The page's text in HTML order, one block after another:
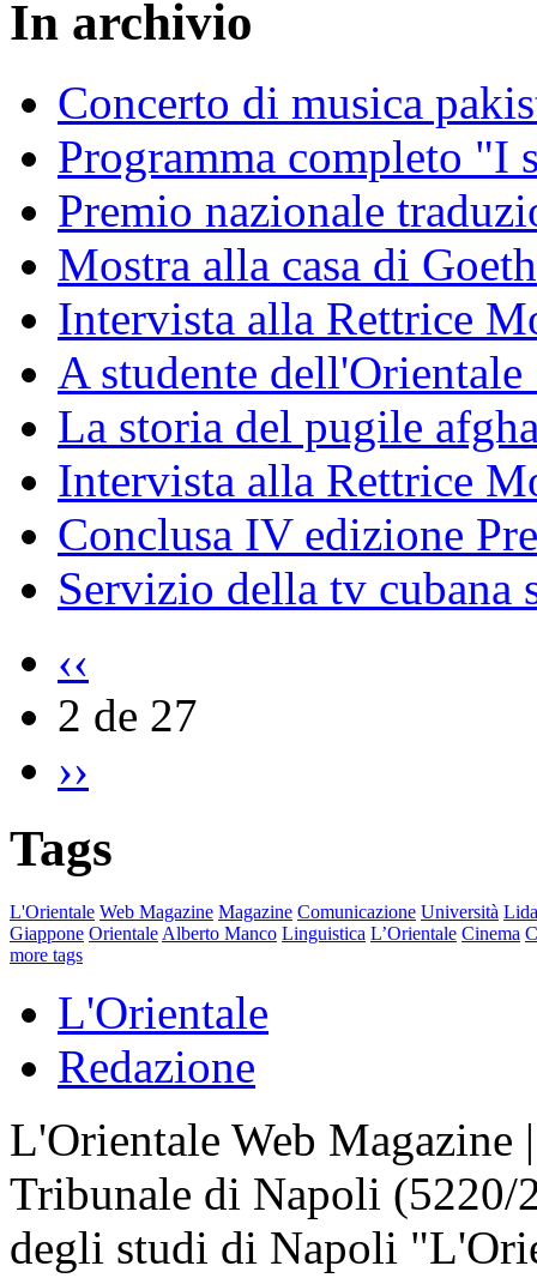
In archivio
Concerto di musica
Programma completo "I
Premio nazionale
Mostra alla casa di
Intervista alla Rettrice
A studente
La storia del pugile
Intervista alla Rettrice
Conclusa IV edizione
Servizio della tv
‹‹
2 de 27
››
Tags
L'Orientale Web Magazine Magazine Comunicazione Università
Giappone Orientale Alberto Manco Linguistica L’Orientale Cinema
more tags
L'Orientale
Redazione
L'Orientale Web Magazine
Tribunale di Napoli
degli studi di Napoli